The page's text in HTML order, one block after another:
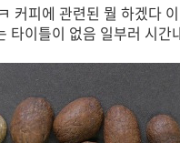
커피에 관련된 뭘 하겠다
이틀이 없음 일부러 시